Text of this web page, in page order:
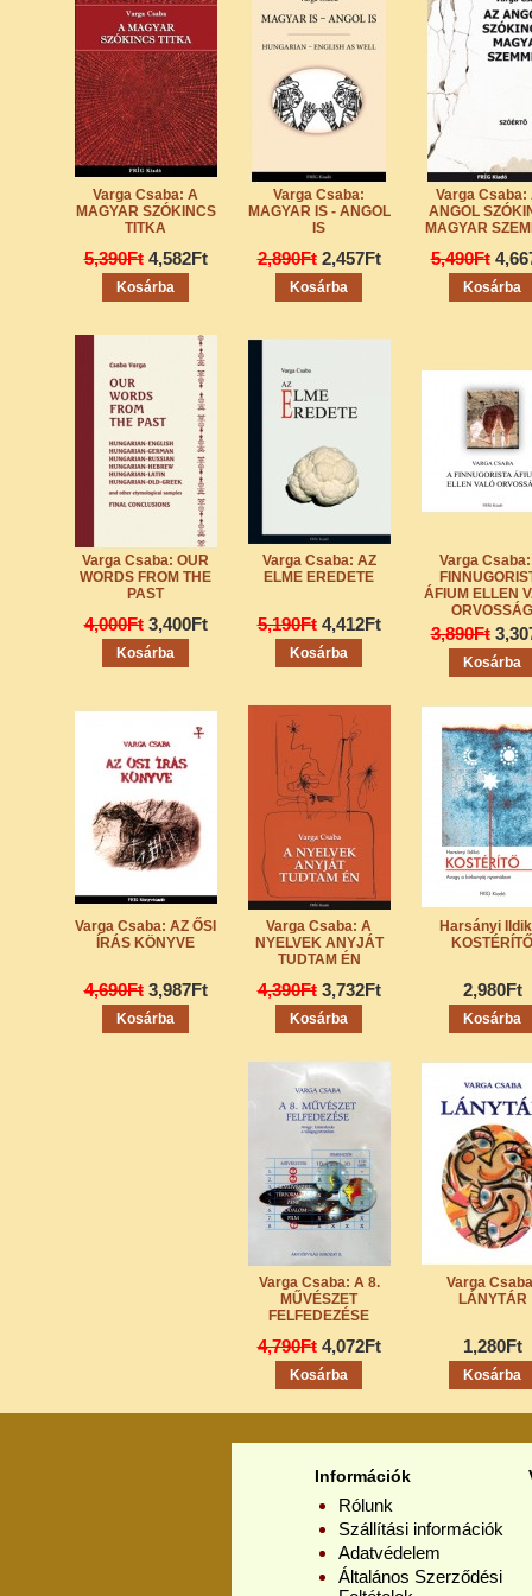
Varga Csaba: A
MAGYAR SZÓKINCS
TITKA
5,390Ft 4,582Ft
Varga Csaba:
MAGYAR IS - ANGOL
IS
2,890Ft 2,457Ft
Varga Csaba:
ANGOL
MAGYAR
5,490Ft
Varga Csaba: OUR
WORDS FROM THE
PAST
4,000Ft 3,400Ft
Varga Csaba: AZ
ELME EREDETE
5,190Ft 4,412Ft
Varga
ÁFIUM ELLEN
ORVOSSÁG
3,890Ft
Varga Csaba: AZ ŐSI
ÍRÁS KÖNYVE
4,690Ft 3,987Ft
Varga Csaba: A
NYELVEK ANYJÁT
TUDTAM ÉN
4,390Ft 3,732Ft
Harsányi
KOSTÉRÍTŐ
2,980Ft
Varga Csaba: A 8.
MŰVÉSZET
FELFEDEZÉSE
4,790Ft 4,072Ft
Varga
LÁNYTÁR
1,280Ft
Információk
Rólunk
Szállítási információk
Adatvédelem
Általános Szerződési